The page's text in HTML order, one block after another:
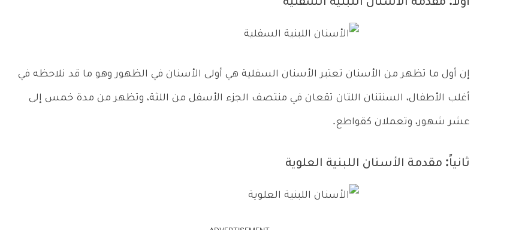
أولاً: مقدمة الأسنان اللبنية السفلية
إن أول ما تظهر من الأسنان تعتبر الأسنان السفلية هي أولى الأسنان في الظهور وهو ما قد نلاحظه في
أغلب الأطفال، السنتنان اللتان تقعان في منتصف الجزء الأسفل من اللثة، وتظهر من مدة خمس إلى
عشر شهور، وتعملان كقواطع.
ثانياً: مقدمة الأسنان اللبنية العلوية